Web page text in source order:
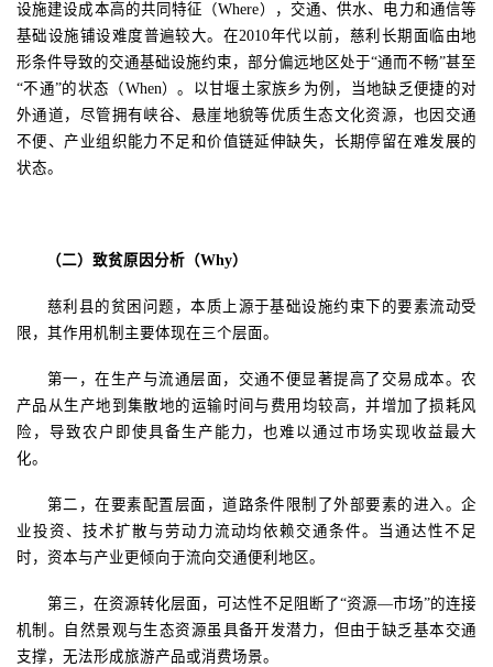
设施建设成本高的共同特征（Where），交通、供水、电力和通信等
基础设施铺设难度普遍较大。在2010年代以前，慈利长期面临由地
形条件导致的交通基础设施约束，部分偏远地区处于“通而不畅”甚至
“不通”的状态（When）。以甘堰土家族乡为例，当地缺乏便捷的对
外通道，尽管拥有峡谷、悬崖地貌等优质生态文化资源，也因交通
不便、产业组织能力不足和价值链延伸缺失，长期停留在难发展的
状态。
（二）致贫原因分析（Why）
慈利县的贫困问题，本质上源于基础设施约束下的要素流动受
限，其作用机制主要体现在三个层面。
第一，在生产与流通层面，交通不便显著提高了交易成本。农
产品从生产地到集散地的运输时间与费用均较高，并增加了损耗风
险，导致农户即使具备生产能力，也难以通过市场实现收益最大
化。
第二，在要素配置层面，道路条件限制了外部要素的进入。企
业投资、技术扩散与劳动力流动均依赖交通条件。当通达性不足
时，资本与产业更倾向于流向交通便利地区。
第三，在资源转化层面，可达性不足阻断了“资源—市场”的连接
机制。自然景观与生态资源虽具备开发潜力，但由于缺乏基本交通
支撑，无法形成旅游产品或消费场景。